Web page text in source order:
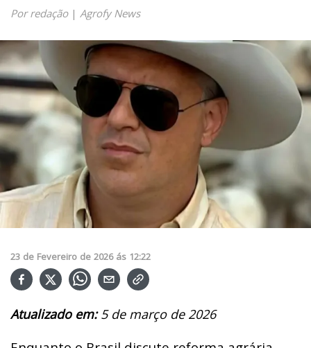
Por redação| Agrofy News
23 de Fevereiro de 2026 ás 12:22
Atualizado em:5 de março de 2026